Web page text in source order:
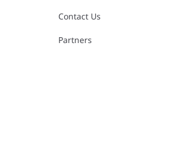
Contact Us
Partners